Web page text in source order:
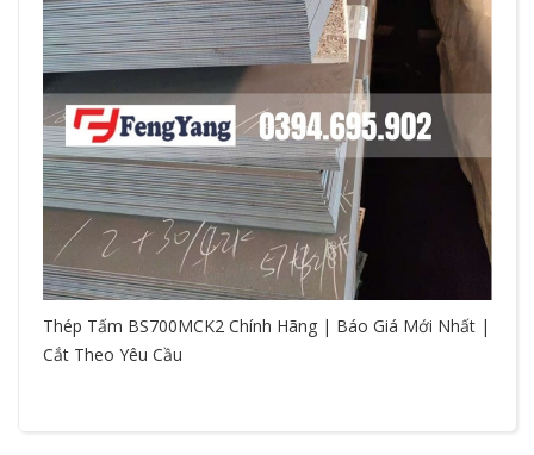
Thép Tấm BS700MCK2 Chính Hãng | Báo Giá Mới Nhất |
Cắt Theo Yêu Cầu